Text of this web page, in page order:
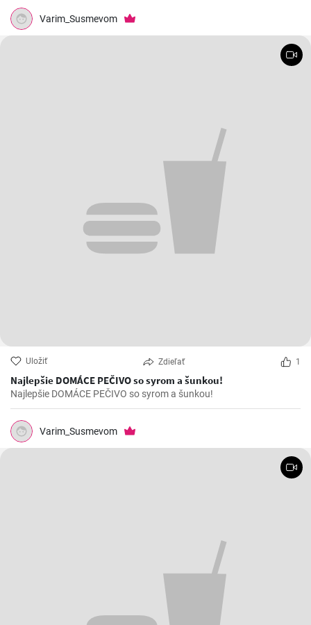
Varim_Susmevom
Uložiť Zdieľať 1
Najlepšie DOMÁCE PEČIVO so syrom a šunkou!
Najlepšie DOMÁCE PEČIVO so syrom a šunkou!
Varim_Susmevom